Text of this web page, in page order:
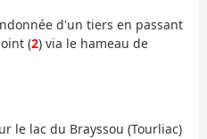
d'un tiers en passant
(2) via le hameau de
le lac du Brayssou (Tourliac)